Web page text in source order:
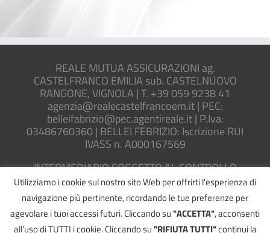
REALE MUTUA ASSICURAZIONI ag.
CASTELFRANCO EMILIA sub. CASTELNUOVO
RANGONE, VIGNOLA | T. +39 059 9238 41
agenzia@realecastelfrancoem.it | PEC:
belleifabrizio@pec.agentireale.it | P.Iva:
03486760360 | BELLEI FEBRIZIO: Iscrizione RUI
IVASS n. A000167569
INTERMEDIARIO SOGGETTO AL CONTROLLO
DELL’IVASS
Sito internet del RUI|Reclami|Trasparenza
Utilizziamo i cookie sul nostro sito Web per offrirti l'esperienza di
navigazione più pertinente, ricordando le tue preferenze per
agevolare i tuoi accessi futuri. Cliccando su"ACCETTA", acconsenti
all'uso di TUTTI i cookie. Cliccando su"RIFIUTA TUTTI"continui la